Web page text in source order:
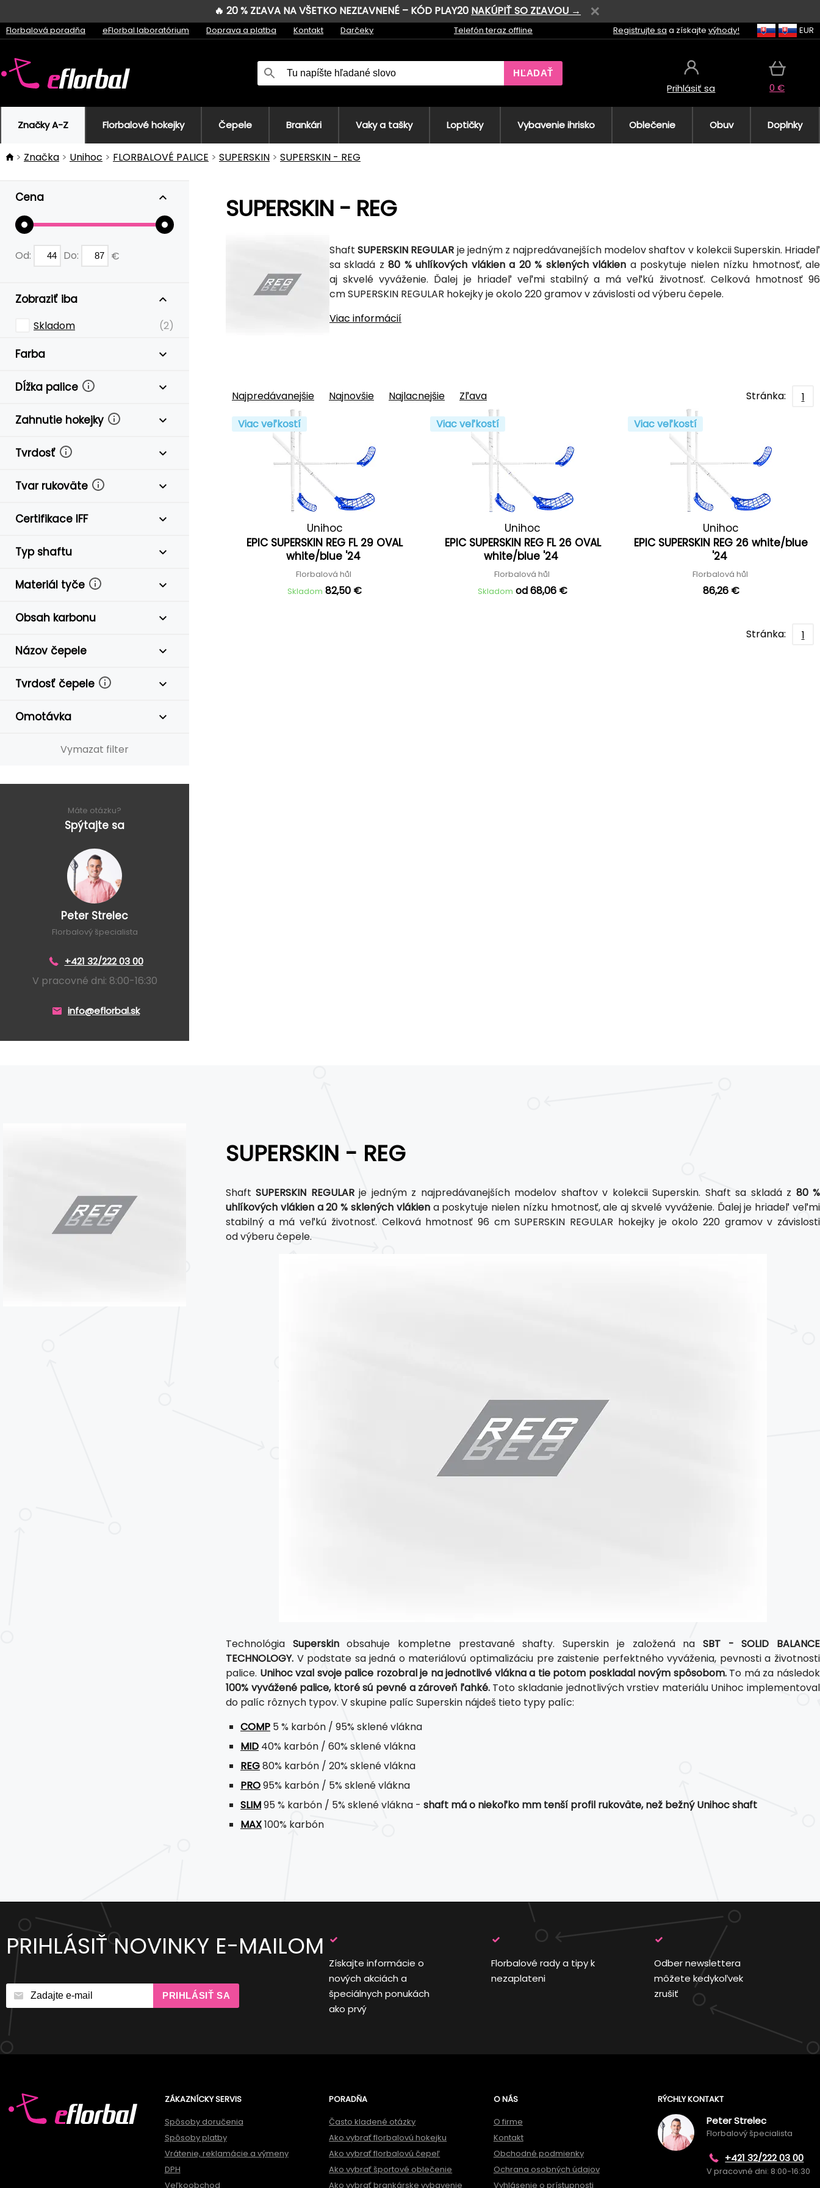
🔥 20 % ZĽAVA NA VŠETKO NEZĽAVNENÉ – KÓD PLAY20 NAKÚPIŤ SO ZĽAVOU →
Florbalová poradňa eFlorbal laboratórium Doprava a platba Kontakt Darčeky Telefón teraz offline Registrujte sa a získajte výhody! EUR
HĽADAŤ
Prihlásiť sa 0 €
Značky A-Z Florbalové hokejky Čepele Brankári Vaky a tašky Loptičky Vybavenie ihrisko Oblečenie Obuv Doplnky
Značka Unihoc FLORBALOVÉ PALICE SUPERSKIN SUPERSKIN - REG
Cena
Od: Do: €
Zobraziť iba
Skladom (2)
Farba
Dĺžka palice
Zahnutie hokejky
Tvrdosť
Tvar rukoväte
Certifikace IFF
Typ shaftu
Materiál tyče
Obsah karbonu
Názov čepele
Tvrdosť čepele
Omotávka
Vymazat filter
Máte otázku?
Spýtajte sa
Peter Strelec
Florbalový špecialista
+421 32/222 03 00
V pracovné dni: 8:00-16:30
info@eflorbal.sk
SUPERSKIN - REG
ShaftSUPERSKIN REGULAR je jedným z najpredávanejších modelov shaftov v kolekcii Superskin. Hriadeľ
sa skladá z80 % uhlíkových vlákien a 20 % sklených vlákien a poskytuje nielen nízku hmotnosť, ale
aj skvelé vyváženie. Ďalej je hriadeľ veľmi stabilný a má veľkú životnosť. Celková hmotnosť 96
cm SUPERSKIN REGULAR hokejky je okolo 220 gramov v závislosti od výberu čepele.
Viac informácií
Najpredávanejšie Najnovšie Najlacnejšie Zľava Stránka:
1
Viac veľkostí
Unihoc
EPIC SUPERSKIN REG FL 29 OVAL
white/blue '24
Florbalová hůl
Skladom 82,50 €
Viac veľkostí
Unihoc
EPIC SUPERSKIN REG FL 26 OVAL
white/blue '24
Florbalová hůl
Skladom od 68,06 €
Viac veľkostí
Unihoc
EPIC SUPERSKIN REG 26 white/blue
'24
Florbalová hůl
86,26 €
Stránka: 1
SUPERSKIN - REG
ShaftSUPERSKIN REGULARje jedným z najpredávanejších modelov shaftov v kolekcii Superskin. Shaft sa skladá z 80 %
uhlíkových vlákien a 20 % sklených vlákiena poskytuje nielen nízku hmotnosť, ale aj skvelé vyváženie. Ďalej je hriadeľ veľmi
stabilný a má veľkú životnosť. Celková hmotnosť 96 cm SUPERSKIN REGULAR hokejky je okolo 220 gramov v závislosti
od výberu čepele.
Technológia Superskinobsahuje kompletne prestavané shafty. Superskin je založená na SBT - SOLID BALANCE
TECHNOLOGY. V podstate sa jedná o materiálovú optimalizáciu pre zaistenie perfektného vyváženia, pevnosti a životnosti
palice. Unihoc vzal svoje palice rozobral je na jednotlivé vlákna a tie potom poskladal novým spôsobom.To má za následok
100% vyvážené palice, ktoré sú pevné a zároveň ľahké.Toto skladanie jednotlivých vrstiev materiálu Unihoc implementoval
do palíc rôznych typov. V skupine palíc Superskin nájdeš tieto typy palíc:
COMP 5 % karbón / 95% sklené vlákna
MID 40% karbón / 60% sklené vlákna
REG80% karbón / 20% sklené vlákna
PRO95% karbón / 5% sklené vlákna
SLIM95 % karbón / 5% sklené vlákna - shaft má o niekoľko mm tenší profil rukoväte, než bežný Unihoc shaft
MAX100% karbón
PRIHLÁSIŤ NOVINKY E-MAILOM
PRIHLÁSIŤ SA
Získajte informácie o
nových akciách a
špeciálnych ponukách
ako prvý
Florbalové rady a tipy k
nezaplateni
Odber newslettera
môžete kedykoľvek
zrušiť
ZÁKAZNÍCKY SERVIS
Spôsoby doručenia
Spôsoby platby
Vrátenie, reklamácie a výmeny
DPH
Veľkoobchod
PORADŇA
Často kladené otázky
Ako vybrať florbalovú hokejku
Ako vybrať florbalovú čepeľ
Ako vybrať športové oblečenie
Ako vybrať brankárske vybavenie
O NÁS
O firme
Kontakt
Obchodné podmienky
Ochrana osobných údajov
Vyhlásenie o prístupnosti
RÝCHLY KONTAKT
Peter Strelec
Florbalový špecialista
+421 32/222 03 00
V pracovné dni: 8:00-16:30